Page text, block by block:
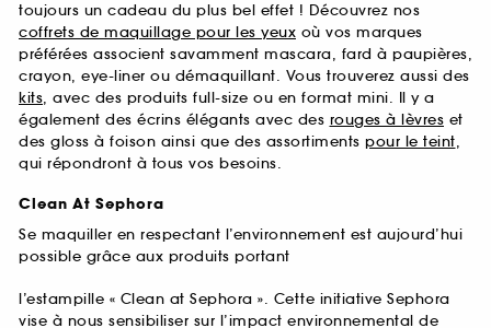
toujours un cadeau du plus bel effet ! Découvrez nos
coffrets de maquillage pour les yeux où vos marques
préférées associent savamment mascara, fard à paupières,
crayon, eye-liner ou démaquillant. Vous trouverez aussi des
kits, avec des produits full-size ou en format mini. Il y a
également des écrins élégants avec des rouges à lèvres et
des gloss à foison ainsi que des assortiments pour le teint,
qui répondront à tous vos besoins.
Clean At Sephora
Se maquiller en respectant l’environnement est aujourd’hui
possible grâce aux produits portant
l’estampille « Clean at Sephora ». Cette initiative Sephora
vise à nous sensibiliser sur l’impact environnemental de